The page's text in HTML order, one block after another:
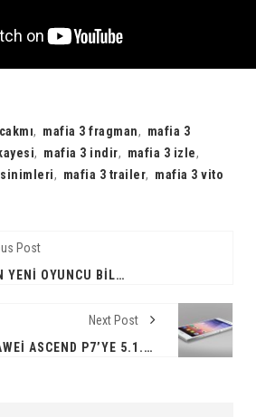
, mafia 3 fragman, mafia 3
, mafia 3 indir, mafia 3 izle,
, mafia 3 trailer, mafia 3 vito
Post
MSI’DAN YENI OYUNCU BILGISAYARI
Next Post
HUAWEI ASCEND P7’YE 5.1.1 GÜNCELLEMESI